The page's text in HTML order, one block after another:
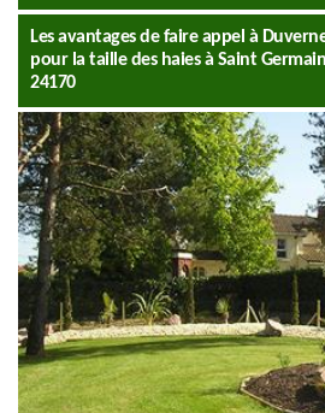
Les avantages de faire appel à
pour la taille des haies à Saint
24170